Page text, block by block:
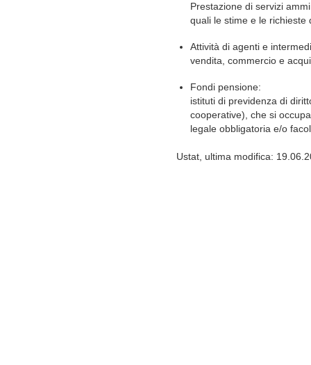
Prestazione di servizi
quali le stime e le richieste
Attività di agenti e
vendita, commercio e
Fondi pensione:
istituti di previdenza di
cooperative), che si
legale obbligatoria e/o
Ustat, ultima modifica: